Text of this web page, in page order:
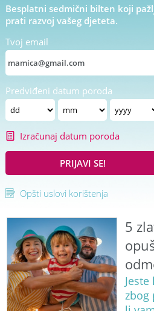
Besplatni sedmični bilten koji
prati razvoj vašeg djeteta.
Tvoj email
Predviđeni datum poroda
Izračunaj datum poroda
PRIJAVI SE!
Opšti uslovi korištenja
5
zbog